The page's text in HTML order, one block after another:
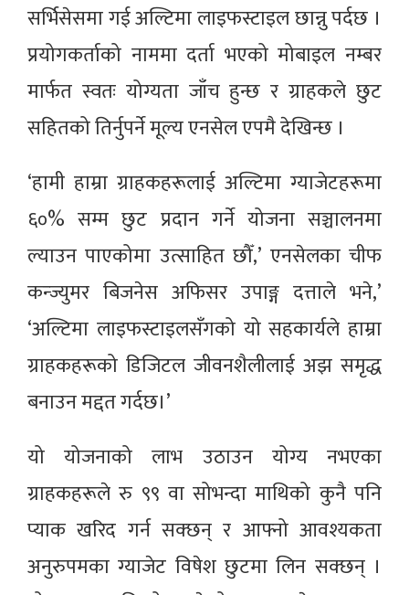
सर्भिसेसमा गई अल्टिमा लाइफस्टाइल छान्नु पर्दछ ।
प्रयोगकर्ताको नाममा दर्ता भएको मोबाइल नम्बर
मार्फत स्वतः योग्यता जाँच हुन्छ र ग्राहकले छुट
सहितको तिर्नुपर्ने मूल्य एनसेल एपमै देखिन्छ ।
‘हामी हाम्रा ग्राहकहरूलाई अल्टिमा ग्याजेटहरूमा
६०% सम्म छुट प्रदान गर्ने योजना सञ्चालनमा
ल्याउन पाएकोमा उत्साहित छौँ,’ एनसेलका चीफ
कन्ज्युमर बिजनेस अफिसर उपाङ्ग दत्ताले भने,’
‘अल्टिमा लाइफस्टाइलसँगको यो सहकार्यले हाम्रा
ग्राहकहरूको डिजिटल जीवनशैलीलाई अझ समृद्ध
बनाउन मद्दत गर्दछ।’
यो योजनाको लाभ उठाउन योग्य नभएका
ग्राहकहरूले रु ९९ वा सोभन्दा माथिको कुनै पनि
प्याक खरिद गर्न सक्छन् र आफ्नो आवश्यकता
अनुरुपमका ग्याजेट विषेश छुटमा लिन सक्छन् ।